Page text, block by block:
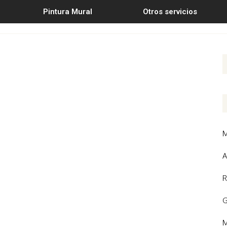
Pintura Mural Otros servicios